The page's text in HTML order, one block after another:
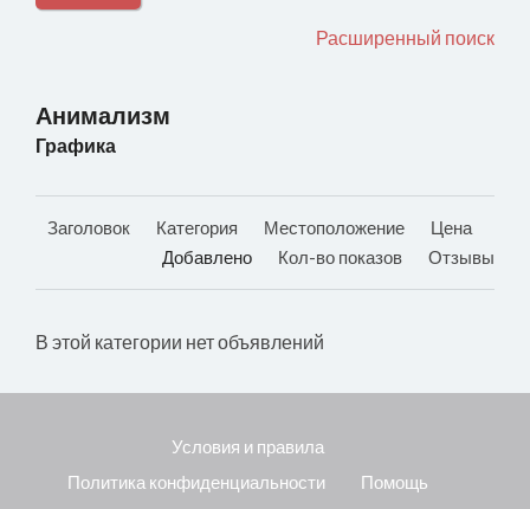
Расширенный поиск
Анимализм
Графика
Заголовок Категория Местоположение
Цена
Добавлено
Кол-во показов Отзывы
В этой категории нет объявлений
Условия и правила
Политика конфиденциальности
Помощь